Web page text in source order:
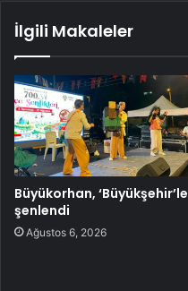
İlgili Makaleler
Büyükorhan, ‘Büyükşehir’le
şenlendi
Ağustos 6, 2026